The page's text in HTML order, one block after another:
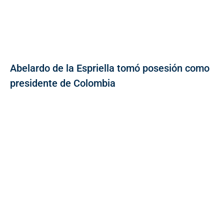
Abelardo de la Espriella tomó posesión como
presidente de Colombia